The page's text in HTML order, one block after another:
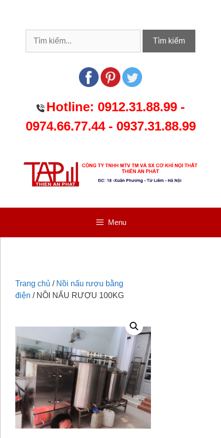
Tìm kiếm
Hotline: 0912.31.88.99-
0974.66.77.44- 0937.31.88.99
Menu
Trang chủ / Nồi nấu rượu bằng
điện / NỒI NẤU RƯỢU 100KG